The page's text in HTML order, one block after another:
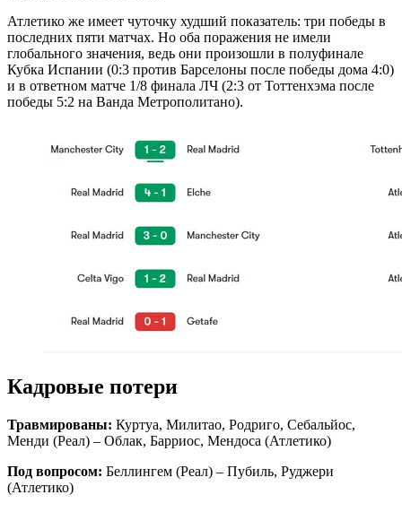
Атлетико же имеет чуточку худший показатель: три победы в
последних пяти матчах. Но оба поражения не имели
глобального значения, ведь они произошли в полуфинале
Кубка Испании (0:3 против Барселоны после победы дома 4:0)
и в ответном матче 1/8 финала ЛЧ (2:3 от Тоттенхэма после
победы 5:2 на Ванда Метрополитано).
Кадровые потери
Травмированы: Куртуа, Милитао, Родриго, Себальйос,
Менди (Реал) – Облак, Барриос, Мендоса (Атлетико)
Под вопросом: Беллингем (Реал) – Пубиль, Руджери
(Атлетико)